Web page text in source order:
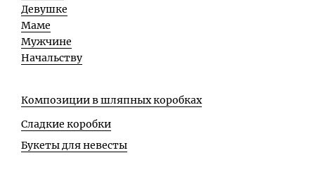
Девушке
Маме
Мужчине
Начальству
Композиции в шляпных коробках
Сладкие коробки
Букеты для невесты